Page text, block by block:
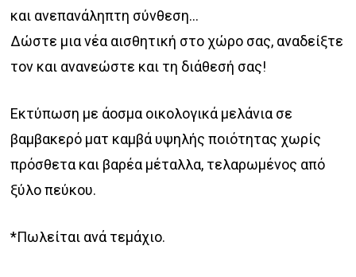
και ανεπανάληπτη σύνθεση…
Δώστε μια νέα αισθητική στο χώρο σας, αναδείξτε
τον και ανανεώστε και τη διάθεσή σας!
Εκτύπωση με άοσμα οικολογικά μελάνια σε
βαμβακερό ματ καμβά υψηλής ποιότητας χωρίς
πρόσθετα και βαρέα μέταλλα, τελαρωμένος από
ξύλο πεύκου.
*Πωλείται ανά τεμάχιο.